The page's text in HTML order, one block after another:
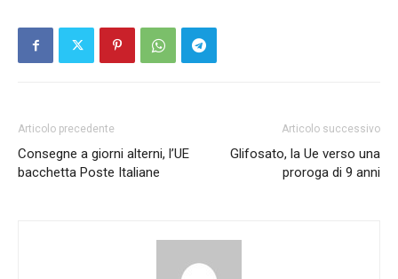
Articolo precedente
Consegne a giorni alterni, l’UE
bacchetta Poste Italiane
Articolo successivo
Glifosato, la Ue verso una
proroga di 9 anni